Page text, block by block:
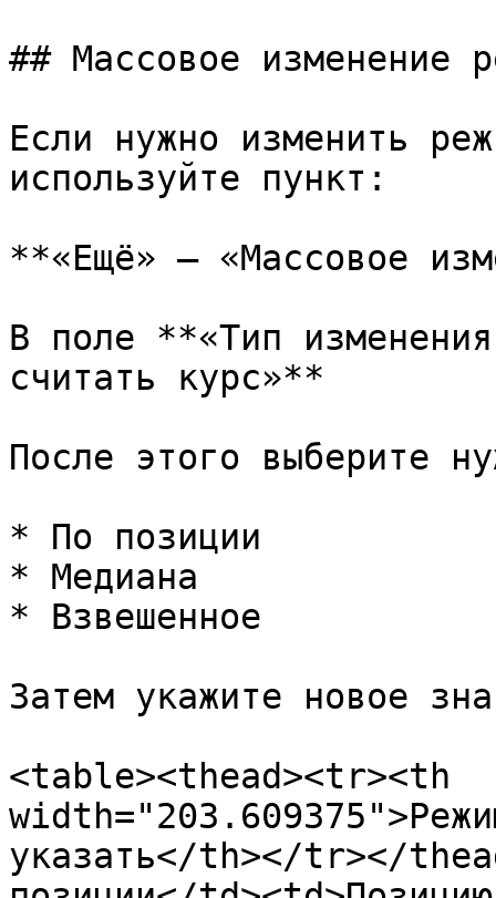
## Массовое изменение
Если нужно изменить
используйте пункт:
**«Ещё» — «Массовое
В поле **«Тип
считать курс»**
После этого выберите
* По позиции
* Медиана
* Взвешенное
Затем укажите новое
<table><thead><tr><th
указать</th></tr></